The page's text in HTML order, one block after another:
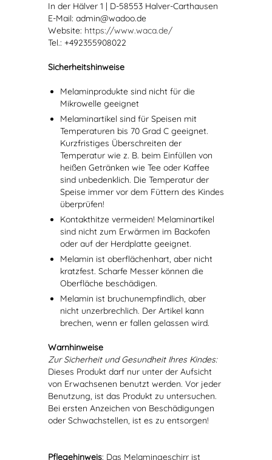
In der Hälver 1 | D-58553 Halver-Carthausen
E-Mail: admin@wadoo.de
Website: https://www.waca.de/
Tel.: +492355908022
Sicherheitshinweise
Melaminprodukte sind nicht für die
Mikrowelle geeignet
Melaminartikel sind für Speisen mit
Temperaturen bis 70 Grad C geeignet.
Kurzfristiges Überschreiten der
Temperatur wie z. B. beim Einfüllen von
heißen Getränken wie Tee oder Kaffee
sind unbedenklich. Die Temperatur der
Speise immer vor dem Füttern des Kindes
überprüfen!
Kontakthitze vermeiden! Melaminartikel
sind nicht zum Erwärmen im Backofen
oder auf der Herdplatte geeignet.
Melamin ist oberflächenhart, aber nicht
kratzfest. Scharfe Messer können die
Oberfläche beschädigen.
Melamin ist bruchunempfindlich, aber
nicht unzerbrechlich. Der Artikel kann
brechen, wenn er fallen gelassen wird.
Warnhinweise
Zur Sicherheit und Gesundheit Ihres Kindes:
Dieses Produkt darf nur unter der Aufsicht
von Erwachsenen benutzt werden. Vor jeder
Benutzung, ist das Produkt zu untersuchen.
Bei ersten Anzeichen von Beschädigungen
oder Schwachstellen, ist es zu entsorgen!
Pflegehinweis: Das Melamingeschirr ist